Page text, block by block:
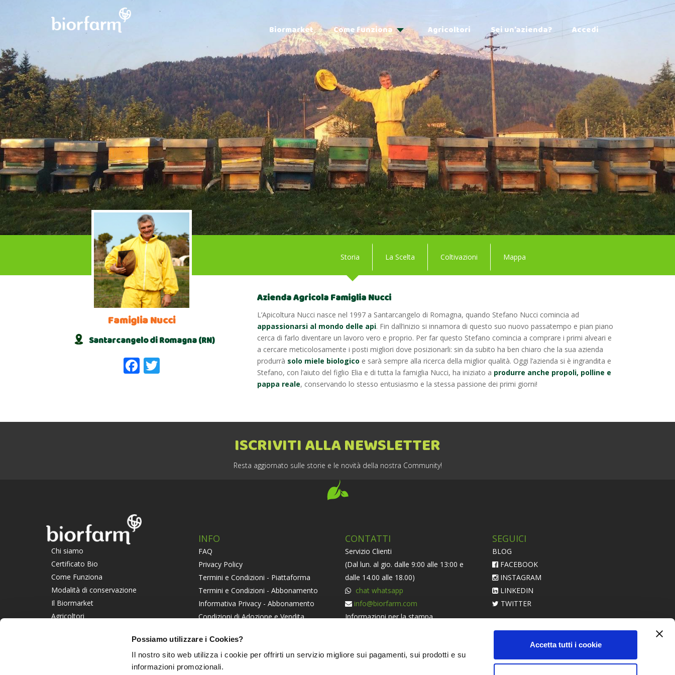
Possiamo utilizzare i Cookies?
Il nostro sito web utilizza i cookie per offrirti un servizio migliore sui pagamenti, sui prodotti e su
informazioni promozionali.
Accetta tutti i cookie
Biormarket Come funziona
Adozioni
Regalo
Agricoltori Sei un’azienda? Accedi
Famiglia Nucci
Santarcangelo di Romagna (RN)
Facebook
Storia La Scelta Coltivazioni Mappa
Azienda Agricola Famiglia Nucci
L’Apicoltura Nucci nasce nel 1997 a Santarcangelo di Romagna, quando Stefano Nucci comincia ad
appassionarsi al mondo delle api. Fin dall’inizio si innamora di questo suo nuovo passatempo e pian piano
cerca di farlo diventare un lavoro vero e proprio. Per far questo Stefano comincia a comprare i primi alveari e
a cercare meticolosamente i posti migliori dove posizionarli: sin da subito ha ben chiaro che la sua azienda
produrrà solo miele biologico e sarà sempre alla ricerca della miglior qualità. Oggi l’azienda si è ingrandita e
Stefano, con l’aiuto del figlio Elia e di tutta la famiglia Nucci, ha iniziato a produrre anche propoli, polline e
pappa reale, conservando lo stesso entusiasmo e la stessa passione dei primi giorni!
ISCRIVITI ALLA NEWSLETTER
Resta aggiornato sulle storie e le novità della nostra Community!
Chi siamo
Certificato Bio
Come Funziona
Modalità di conservazione
Il Biormarket
Agricoltori
INFO
FAQ
Privacy Policy
Termini e Condizioni - Piattaforma
Termini e Condizioni - Abbonamento
Informativa Privacy - Abbonamento
Condizioni di Adozione e Vendita
Informativa Societaria
PARTNERS
CONTATTI
Servizio Clienti
(Dal lun. al gio. dalle 9:00 alle 13:00 e
dalle 14.00 alle 18.00)
chat whatsapp
info@biorfarm.com
Informazioni per la stampa
essere dei nostriclicca qui.
SEGUICI
BLOG
FACEBOOK
INSTAGRAM
LINKEDIN
TWITTER